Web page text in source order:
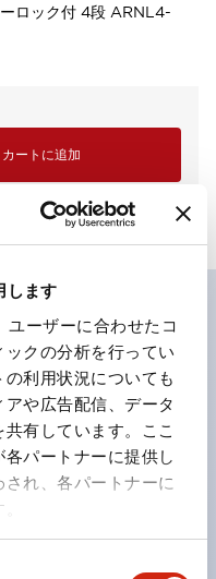
します
ユーザーに合わせたコ
クの分析を行ってい
利用状況についても
や広告配信、データ
有しています。ここ
パートナーに提供し
れ、各パートナーに
ロック付 4段 ARNL4-
カートに追加
繁に方向転換させると
ントロールすることが
せて組み合わせ自由
できるインタロック付